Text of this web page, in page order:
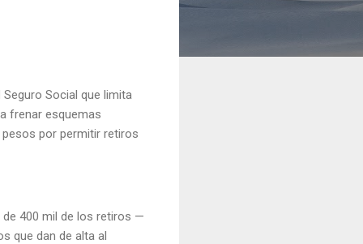
Social que limita
frenar esquemas
por permitir retiros
de 400 mil de los retiros —
que dan de alta al